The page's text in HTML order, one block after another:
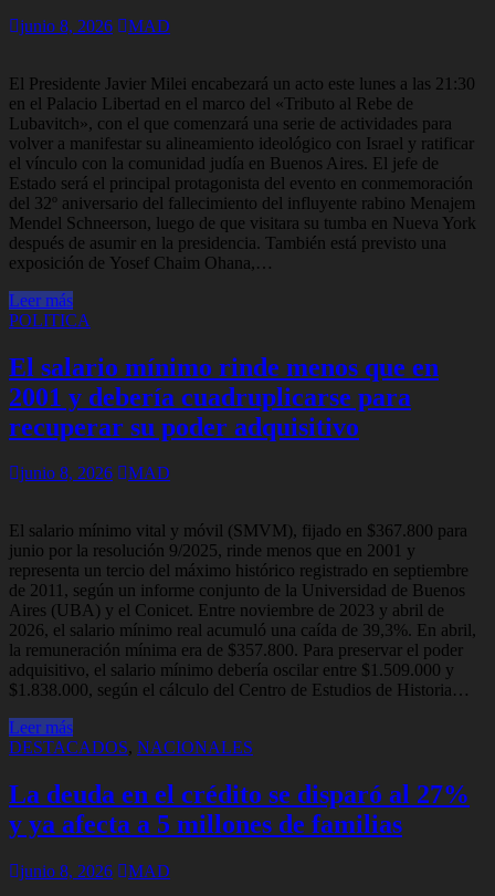
junio 8, 2026 MAD
El Presidente Javier Milei encabezará un acto este lunes a las 21:30
en el Palacio Libertad en el marco del «Tributo al Rebe de
Lubavitch», con el que comenzará una serie de actividades para
volver a manifestar su alineamiento ideológico con Israel y ratificar
el vínculo con la comunidad judía en Buenos Aires. El jefe de
Estado será el principal protagonista del evento en conmemoración
del 32º aniversario del fallecimiento del influyente rabino Menajem
Mendel Schneerson, luego de que visitara su tumba en Nueva York
después de asumir en la presidencia. También está previsto una
exposición de Yosef Chaim Ohana,…
Leer más
POLITICA
El salario mínimo rinde menos que en
2001 y debería cuadruplicarse para
recuperar su poder adquisitivo
junio 8, 2026 MAD
El salario mínimo vital y móvil (SMVM), fijado en $367.800 para
junio por la resolución 9/2025, rinde menos que en 2001 y
representa un tercio del máximo histórico registrado en septiembre
de 2011, según un informe conjunto de la Universidad de Buenos
Aires (UBA) y el Conicet. Entre noviembre de 2023 y abril de
2026, el salario mínimo real acumuló una caída de 39,3%. En abril,
la remuneración mínima era de $357.800. Para preservar el poder
adquisitivo, el salario mínimo debería oscilar entre $1.509.000 y
$1.838.000, según el cálculo del Centro de Estudios de Historia…
Leer más
DESTACADOS, NACIONALES
La deuda en el crédito se disparó al 27%
y ya afecta a 5 millones de familias
junio 8, 2026 MAD